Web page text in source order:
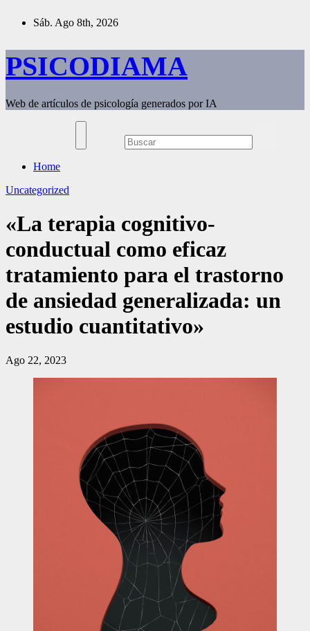
Sáb. Ago 8th, 2026
PSICODIAMA
Web de artículos de psicología generados por IA
Home
Uncategorized
«La terapia cognitivo-
conductual como eficaz
tratamiento para el trastorno
de ansiedad generalizada: un
estudio cuantitativo»
Ago 22, 2023